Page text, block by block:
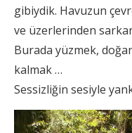
gibiydik. Havuzun
ve üzerlerinden
Burada yüzmek,
kalmak …
Sessizliğin sesiyle